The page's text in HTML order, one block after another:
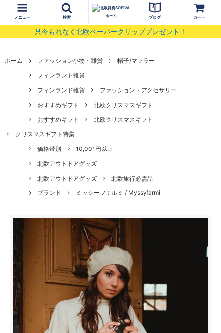
只今もれなく北欧ペーパークリッププレゼント！
メニュー 検索 ホーム ブログ カート
ホーム ファッション小物・雑貨
帽子/マフラー
フィンランド雑貨
フィンランド雑貨
ファッション・アクセサリー
おすすめギフト
北欧クリスマスギフト
おすすめギフト
北欧クリスマスギフト
クリスマスギフト特集
価格帯別
10,001円以上
北欧アウトドアグッズ
北欧アウトドアグッズ
北欧旅行必需品
ブランド
ミッシーファルミ / Myssyfarmi